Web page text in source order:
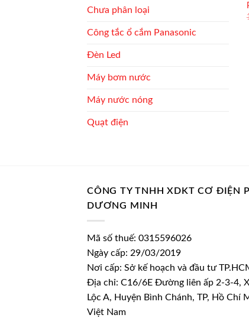
Chưa phân loại
Công tắc ổ cắm Panasonic
Đèn Led
Máy bơm nước
Máy nước nóng
Quạt điện
CÔNG TY TNHH XDKT CƠ ĐIỆN
DƯƠNG MINH
Mã số thuế: 0315596026
Ngày cấp: 29/03/2019
Nơi cấp: Sở kế hoạch và đầu tư
Địa chỉ: C16/6E Đường liên ấp 2-3-4,
Lộc A, Huyện Bình Chánh, TP, Hồ Chí
Việt Nam